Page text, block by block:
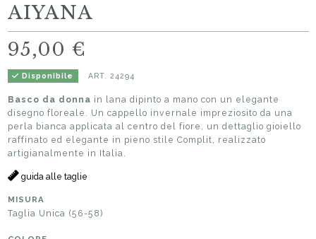
AIYANA
95,00 €
Disponibile ART. 24294
Basco da donna in lana dipinto a mano con un elegante
disegno floreale. Un cappello invernale impreziosito da una
perla bianca applicata al centro del fiore, un dettaglio gioiello
raffinato ed elegante in pieno stile Complit, realizzato
artigianalmente in Italia.
guida alle taglie
MISURA
Taglia Unica (56-58)